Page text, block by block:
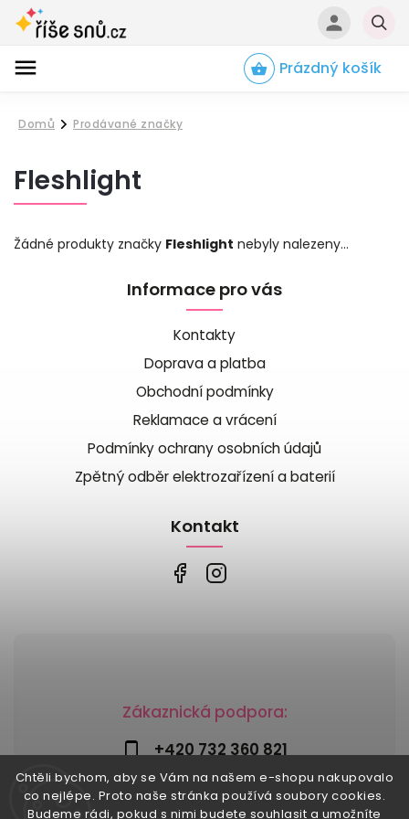
Chtěli bychom, aby se Vám na našem e-shopu nakupovalo
co nejlépe. Proto naše stránka používá soubory cookies.
Budeme rádi, pokud s nimi budete souhlasit a umožníte
Prázdný košík
Domů
/
Prodávané značky
Fleshlight
Žádné produkty značky Fleshlight nebyly nalezeny...
Zákaznická podpora:
+420 732 360 821
info@risesnu.cz
Informace pro vás
Kontakty
Doprava a platba
Obchodní podmínky
Reklamace a vrácení
Podmínky ochrany osobních údajů
Zpětný odběr elektrozařízení a baterií
Kontakt